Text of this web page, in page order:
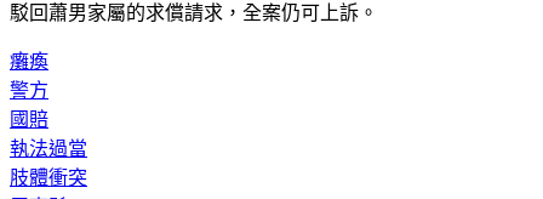
駁回蕭男家屬的求償請求，全案仍可上訴。
癱瘓
警方
國賠
執法過當
肢體衝突